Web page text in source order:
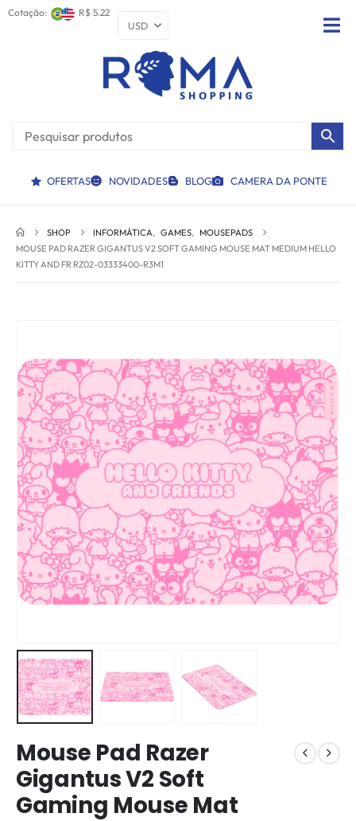
Cotação: R$ 5.22
OFERTAS NOVIDADES BLOG CAMERA DA PONTE
SHOP INFORMÁTICA, GAMES, MOUSEPADS
MOUSE PAD RAZER GIGANTUS V2 SOFT GAMING MOUSE MAT MEDIUM HELLO
KITTY AND FR RZ02-03333400-R3M1
Mouse Pad Razer
Gigantus V2 Soft
Gaming Mouse Mat